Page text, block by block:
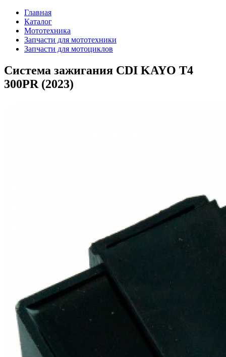
Главная
Каталог
Мототехника
Запчасти для мототехники
Запчасти для мотоциклов
Система зажигания CDI KAYO T4
300PR (2023)